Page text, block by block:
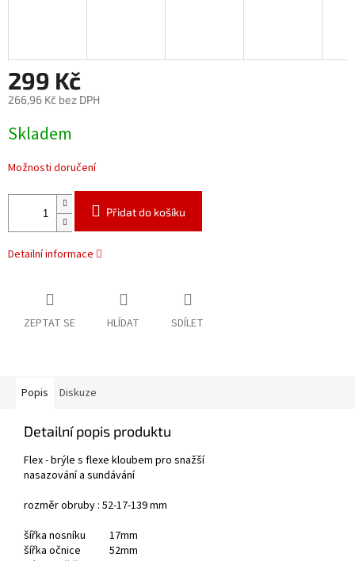
299 Kč
266,96 Kč bez DPH
cena:
Skladem
Možnosti doručení
Přidat do košíku
Detailní informace
ZEPTAT SE HLÍDAT SDÍLET
Popis Diskuze
Detailní popis produktu
Flex - brýle s flexe kloubem pro snažší
nasazování a sundávání
rozměr obruby : 52-17-139 mm
šířka nosníku 17mm
šířka očnice 52mm